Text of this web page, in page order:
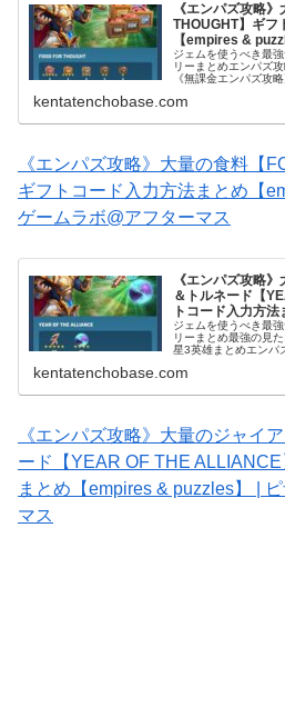
《エンパズ攻略
THOUGHT】ギフ
【empires &
ジェムを使うべき最
リーまとめエンパズ
《無課金エンパズ攻
ンパズ内のギ...
kentatenchobase.com
《エンパズ攻略》大量の食料【
ギフトコード入力方法まとめ【
ゲームラボ@アフターマス
《エンパズ攻略
＆トルネード【
トコード入力方
ジェムを使うべき最
リーまとめ最強の見
星3英雄まとめエンパ
解説【empires & puz...
kentatenchobase.com
《エンパズ攻略》大量のジャイ
ード【YEAR OF THE
まとめ【empires & puzzles】 |
マス